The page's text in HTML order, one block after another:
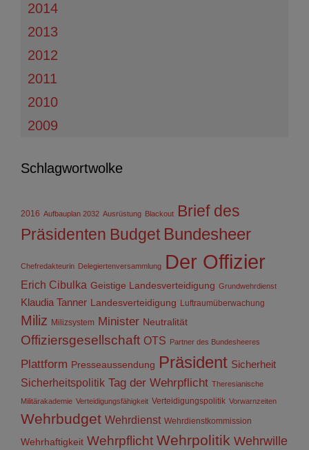
2014
2013
2012
2011
2010
2009
Schlagwortwolke
2016 Aufbauplan 2032 Ausrüstung Blackout Brief des
Präsidenten Budget Bundesheer
Chefredakteurin Delegiertenversammlung Der Offizier
Erich Cibulka Geistige Landesverteidigung Grundwehrdienst
Klaudia Tanner Landesverteidigung Luftraumüberwachung
Miliz Milizsystem Minister Neutralität
Offiziersgesellschaft OTS Partner des Bundesheeres
Plattform Presseaussendung Präsident Sicherheit
Sicherheitspolitik Tag der Wehrpflicht Theresianische
Militärakademie Verteidigungsfähigkeit Verteidigungspolitik Vorwarnzeiten
Wehrbudget Wehrdienst Wehrdienstkommission
Wehrhaftigkeit Wehrpflicht Wehrpolitik Wehrwille